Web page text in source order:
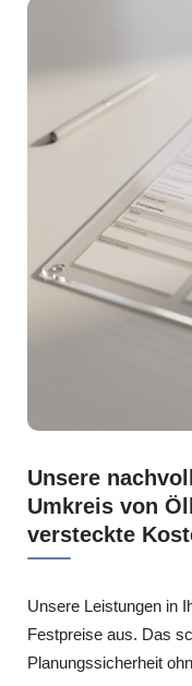
Unsere
Umkreis von
versteckte
Unsere Leistungen in
Festpreise aus. Das
Planungssicherheit